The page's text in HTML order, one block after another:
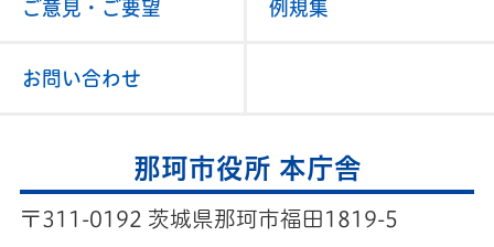
ご意見・ご要望 例規集
お問い合わせ
那珂市役所 本庁舎
〒311-0192 茨城県那珂市福田1819-5